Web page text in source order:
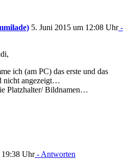
5. Juni 2015 um 12:08 Uhr-
ich (am PC) das erste und das
nicht angezeigt…
Platzhalter/ Bildnamen…
19:38 Uhr- Antworten